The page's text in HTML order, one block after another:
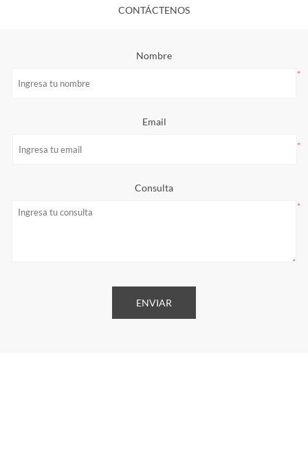
CONTÁCTENOS
Nombre
*
Email
*
Consulta
*